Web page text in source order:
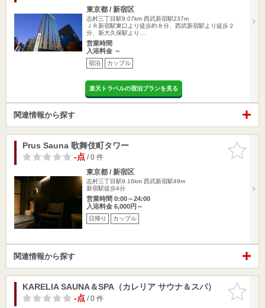
東京都 / 新宿区
志村三丁目駅9.07km 西武新宿駅237m
ＪＲ新宿駅東口より徒歩約８分、西武新宿駅より徒歩２
分、新大久保駅より…
営業時間
入浴料金 ～
宿泊 カップル
楽天トラベルの宿泊プランを見る
関連情報から探す
お気に入
りに追加
Prus Sauna 歌舞伎町タワー
-点/ 0 件
東京都 / 新宿区
志村三丁目駅9.16km 西武新宿駅49m
新宿駅徒歩4分
営業時間 0:00～24:00
入浴料金 6,000円～
日帰り カップル
関連情報から探す
お気に入
りに追加
KARELIA SAUNA＆SPA（カレリア サウナ＆スパ）
-点/ 0 件